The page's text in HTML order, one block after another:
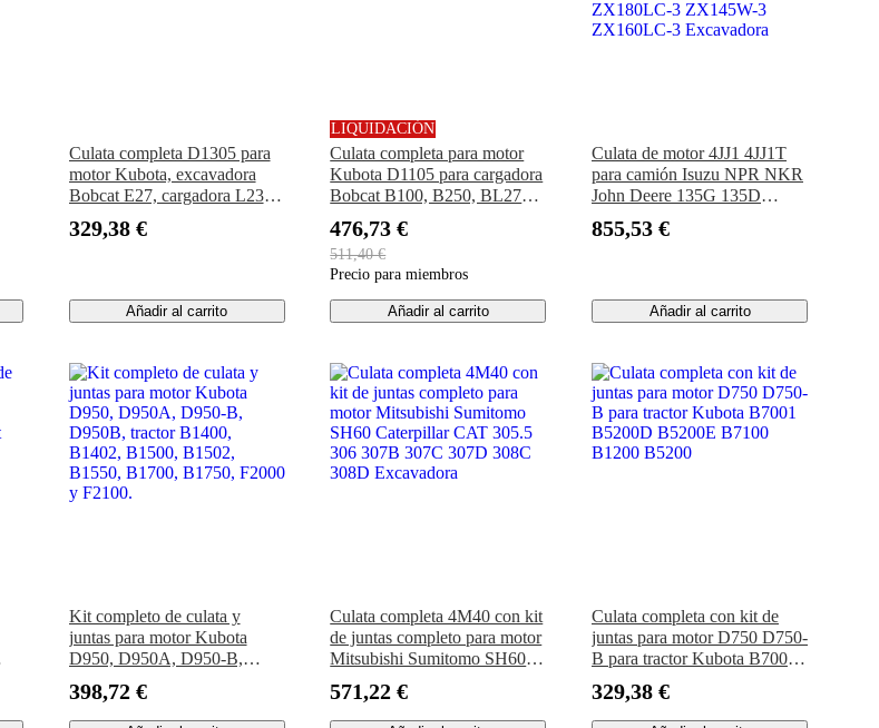
Culata completa D1305 para
motor Kubota, excavadora
Bobcat E27, cargadora L23
329,38 €
Añadir al carrito
LIQUIDACIÓN
Culata completa para motor
Kubota D1105 para cargadora
Bobcat B100, B250, BL275,
Portable Power de 6 kW.
476,73 €
511,40 €
Precio para miembros
Añadir al carrito
Culata de motor 4JJ1 4JJ1T
para camión Isuzu NPR NKR
John Deere 135G 135D
ZX130-3 ZX140W-3
855,53 €
Añadir al carrito
Kit completo de culata y
juntas para motor Kubota
D950, D950A, D950-B,
B1402, B1500, B1502,
B1550, B1700, B1750, F2000
398,72 €
Culata completa 4M40 con kit
de juntas completo para motor
Mitsubishi Sumitomo SH60
307B 307C 307D 308C 308D
Excavadora
571,22 €
Culata completa con kit de
juntas para motor D750 D750-
B para tractor Kubota B7001
B1200 B5200
329,38 €